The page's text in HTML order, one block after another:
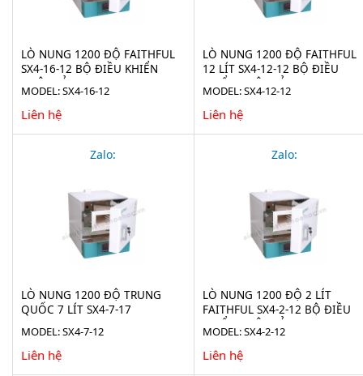
LÒ NUNG 1200 ĐỘ FAITHFUL
SX4-16-12 BỘ ĐIỀU KHIỂN
NHẬT BẢN
MODEL: SX4-16-12
Liên hệ
LÒ NUNG 1200 ĐỘ FAITHFUL
12 LÍT SX4-12-12 BỘ ĐIỀU
KHIỂN NHẬT BẢN
MODEL: SX4-12-12
Liên hệ
Zalo:
LÒ NUNG 1200 ĐỘ TRUNG
QUỐC 7 LÍT SX4-7-17
MODEL: SX4-7-12
Liên hệ
Zalo:
LÒ NUNG 1200 ĐỘ 2 LÍT
FAITHFUL SX4-2-12 BỘ ĐIỀU
KHIỂN NHẬT BẢN
MODEL: SX4-2-12
Liên hệ